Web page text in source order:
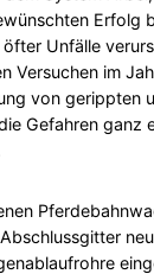
Erfolg
Unfälle
Versuchen im
von gerippten
Gefahren ganz